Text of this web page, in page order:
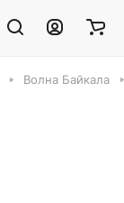
Волна Байкала